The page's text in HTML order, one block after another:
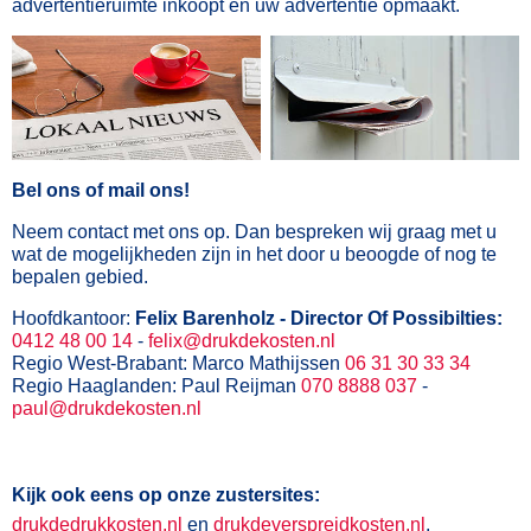
advertentieruimte inkoopt en uw advertentie opmaakt.
Bel ons of mail ons!
Neem contact met ons op. Dan bespreken wij graag met u
wat de mogelijkheden zijn in het door u beoogde of nog te
bepalen gebied.
Hoofdkantoor: Felix Barenholz - Director Of Possibilties:
0412 48 00 14 - felix@drukdekosten.nl
Regio West-Brabant: Marco Mathijssen 06 31 30 33 34
Regio Haaglanden: Paul Reijman 070 8888 037 -
paul@drukdekosten.nl
Kijk ook eens op onze zustersites:
drukdedrukkosten.nl en drukdeverspreidkosten.nl .